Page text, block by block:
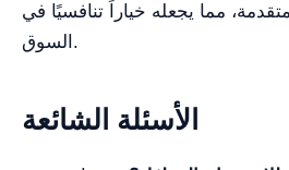
مما يجعله خياراً تنافسيًا في
السوق.
الأسئلة الشائعة